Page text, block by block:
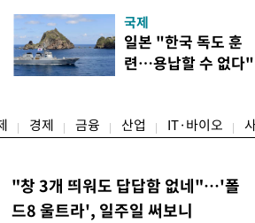
자 여러분께 드리는 글'이라는 제목의 입장문을
구협회는 최근 2026 국제축구연맹(FIFA) 북
리그 탈락과 관련해 국회 문화체육관광위원
질타를 받은 데 이어, 홍명보 전 감독 선
국제
일본 "한국 독도 훈
련…용납할 수 없다"
경제 금융 산업 IT·바이오
"창 3개 띄워도 답답함 없네"…'폴
드8 울트라', 일주일 써보니